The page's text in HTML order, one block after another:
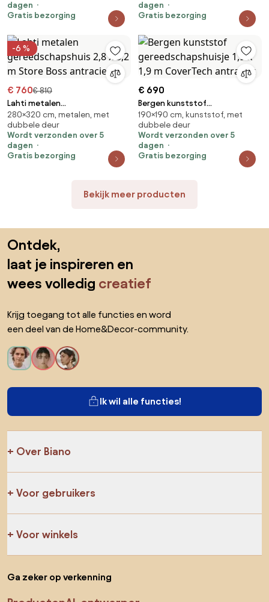
dagen
Gratis bezorging
dagen
Gratis bezorging
-6 %
€ 760€ 810
Lahti metalen
gereedschapshuis 2,8 x 3,2 m
Store Boss antraciet
280×320 cm, metalen, met
dubbele deur
Wordt verzonden over 5
dagen
Gratis bezorging
€ 690
Bergen kunststof
gereedschapshuisje 1,9 x 1,9 m
CoverTech antraciet
190×190 cm, kunststof, met
dubbele deur
Wordt verzonden over 5
dagen
Gratis bezorging
Bekijk meer producten
Ontdek,
laat je inspireren en
wees volledig creatief
Krijg toegang tot alle functies en word
een deel van de Home&Decor-community.
Ik wil alle functies!
Over Biano
Voor gebruikers
Voor winkels
Ga zeker op verkenning